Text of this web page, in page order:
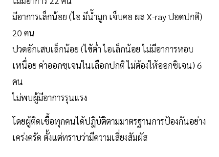
มีอาการเล็กน้อย (ไอ มีน้ำมูก เจ็บคอ ผล X-ray ปอดปกติ)
20 คน
ปวดอักเสบเล็กน้อย (ไข้ต่ำ ไอเล็กน้อย ไม่มีอาการหอบ
เหนื่อย ค่าออกซฺเจนในเลือกปกติ ไม่ต้องให้ออกซิเจน) 6
คน
ไม่พบผู้มีอาการรุนแรง
โดยผู้ติดเชื้อทุกคนได้ปฎิบัติตามมาตรฐานการป้องกันอย่าง
เคร่งครัด ตั้งแต่ทราบว่ามีความเสี่ยงสัมผัส